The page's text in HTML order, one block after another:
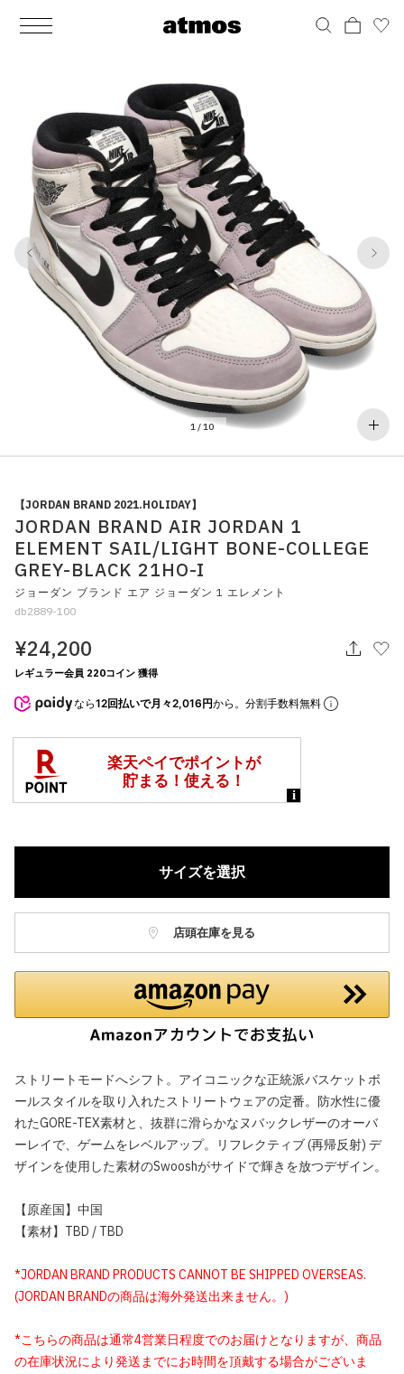
MEN
シューズ
ウェア
バッグ
アクセサリー
その他
アディダス ピックアップ
シューズ
スニーカー
ブーツ
サンダル
その他
すべてのシューズ
ライフスタイルランニング
ウェア
トップス
アウター
パンツ
ソックス
アンダーウェア
水着
すべてのウェア
バッグ
バックパック / リュック
ショルダー / メッセンジャーバッグ
トート / エコバッグ
クラッチ / セカンドバッグ
ウエストバッグ
その他
すべてのバッグ
アクセサリー
ポーチ / ウォレット
帽子
グッズ / アクセサリー
その他
すべてのアクセサリー
その他
シューケア / グッズ
おもちゃ / フィギュア
その他
すべてのその他
WOMENS
シューズ
ウェア
バッグ
アクセサリー
その他
アディダス ピックアップ
シューズ
スニーカー
ブーツ
サンダル / パンプス
その他
すべてのシューズ
ライフスタイルランニング
ウェア
トップス
アウター
パンツ
ワンピース
スカート
ソックス
アンダーウェア
すべてのウェア
バッグ
バックパック / リュック
ショルダー / メッセンジャーバッグ
トート / エコバッグ
クラッチ / セカンドバッグ
ウエストバッグ
その他
すべてのバッグ
アクセサリー
ポーチ / ウォレット
帽子
グッズ / アクセサリー
その他
すべてのアクセサリー
その他
シューケア / グッズ
おもちゃ / フィギュア
その他
すべてのその他
1 /10
1 10
【JORDAN BRAND 2021.HOLIDAY】
JORDAN BRAND AIR JORDAN 1
ELEMENT SAIL/LIGHT BONE-COLLEGE
GREY-BLACK 21HO-I
ジョーダン ブランド エア ジョーダン 1 エレメント
db2889-100
¥24,200
レギュラー会員 220コイン 獲得
なら12回払いで月々2,016円から。分割手数料無料
サイズを選択
店頭在庫を見る
ストリートモードへシフト。アイコニックな正統派バスケットボ
ールスタイルを取り入れたストリートウェアの定番。防水性に優
れたGORE-TEX素材と、抜群に滑らかなヌバックレザーのオーバ
ーレイで、ゲームをレベルアップ。リフレクティブ (再帰反射) デ
ザインを使用した素材のSwooshがサイドで輝きを放つデザイン。
【原産国】中国
【素材】TBD / TBD
*JORDAN BRAND PRODUCTS CANNOT BE SHIPPED OVERSEAS.
(JORDAN BRANDの商品は海外発送出来ません。)
*こちらの商品は通常4営業日程度でのお届けとなりますが、商品
の在庫状況により発送までにお時間を頂戴する場合がございま